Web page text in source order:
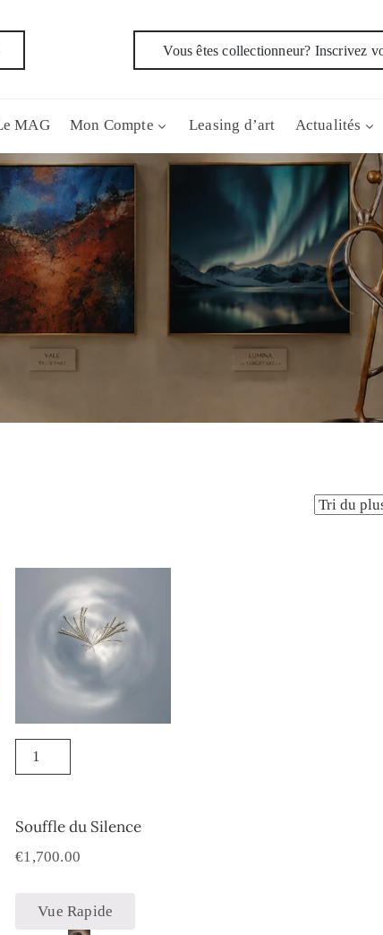
Vous êtes collectionneur? Inscrivez
MAG Mon Compte Leasing d’art Actualités
Souffle du Silence
€1,700.00
Vue Rapide